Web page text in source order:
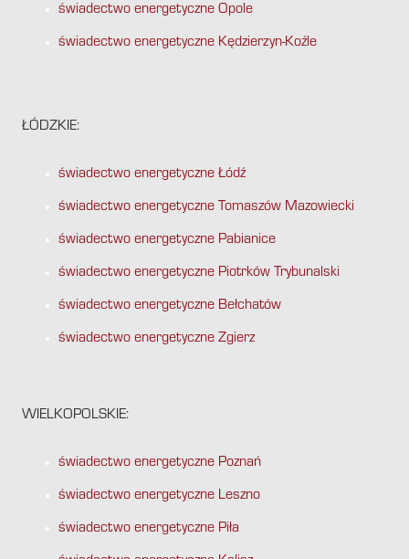
świadectwo energetyczne Opole
świadectwo energetyczne Kędzierzyn-Koźle
ŁÓDZKIE:
świadectwo energetyczne Łódź
świadectwo energetyczne Tomaszów Mazowiecki
świadectwo energetyczne Pabianice
świadectwo energetyczne Piotrków Trybunalski
świadectwo energetyczne Bełchatów
świadectwo energetyczne Zgierz
WIELKOPOLSKIE:
świadectwo energetyczne Poznań
świadectwo energetyczne Leszno
świadectwo energetyczne Piła